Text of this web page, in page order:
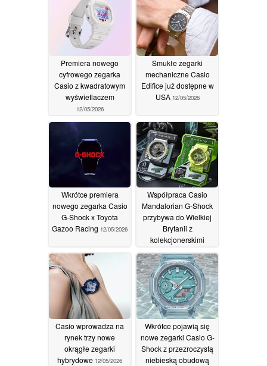
Premiera nowego
cyfrowego zegarka
Casio z kwadratowym
wyświetlaczem
12/05/2026
Smukłe zegarki
mechaniczne Casio
Edifice już dostępne w
USA 12/05/2026
Wkrótce premiera
nowego zegarka Casio
G-Shock x Toyota
Gazoo Racing 12/05/2026
Współpraca Casio
Mandalorian G-Shock
przybywa do Wielkiej
Brytanii z
kolekcjonerskimi
wyświetlacze12/05/2026
Casio wprowadza na
rynek trzy nowe
okrągłe zegarki
hybrydowe 12/05/2026
Wkrótce pojawią się
nowe zegarki Casio G-
Shock z przezroczystą
niebieską obudową